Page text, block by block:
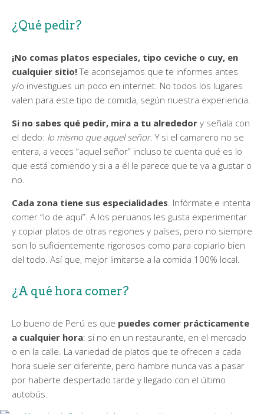
¿Qué pedir?
¡No comas platos especiales, tipo ceviche o cuy, en
cualquier sitio!Te aconsejamos que te informes antes
y/o investigues un poco en internet. No todos los lugares
valen para este tipo de comida, según nuestra experiencia.
Si no sabes qué pedir, mira a tu alrededor y señala con
el dedo: lo mismo que aquel señor. Y si el camarero no se
entera, a veces “aquel señor” incluso te cuenta qué es lo
que está comiendo y si a a él le parece que te va a gustar o
no.
Cada zona tiene sus especialidades . Infórmate e intenta
comer “lo de aquí”. A los peruanos les gusta experimentar
y copiar platos de otras regiones y países, pero no siempre
son lo suficientemente rigorosos como para copiarlo bien
del todo. Así que, mejor limitarse a la comida 100% local.
¿A qué hora comer?
Lo bueno de Perú es que puedes comer prácticamente
a cualquier hora: si no en un restaurante, en el mercado
o en la calle. La variedad de platos que te ofrecen a cada
hora suele ser diferente, pero hambre nunca vas a pasar
por haberte despertado tarde y llegado con el último
autobús.